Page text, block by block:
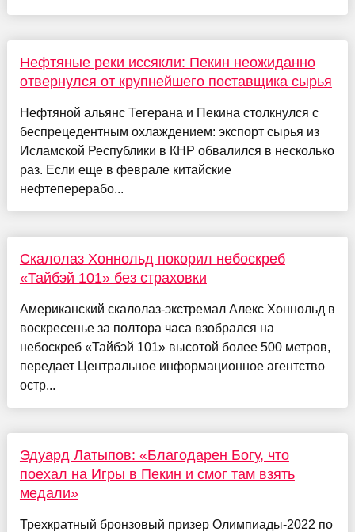
Нефтяные реки иссякли: Пекин неожиданно
отвернулся от крупнейшего поставщика сырья
Нефтяной альянс Тегерана и Пекина столкнулся с
беспрецедентным охлаждением: экспорт сырья из
Исламской Республики в КНР обвалился в несколько
раз. Если еще в феврале китайские
нефтеперерабо...
Скалолаз Хоннольд покорил небоскреб
«Тайбэй 101» без страховки
Американский скалолаз-экстремал Алекс Хоннольд в
воскресенье за полтора часа взобрался на
небоскреб «Тайбэй 101» высотой более 500 метров,
передает Центральное информационное агентство
остр...
Эдуард Латыпов: «Благодарен Богу, что
поехал на Игры в Пекин и смог там взять
медали»
Трехкратный бронзовый призер Олимпиады-2022 по